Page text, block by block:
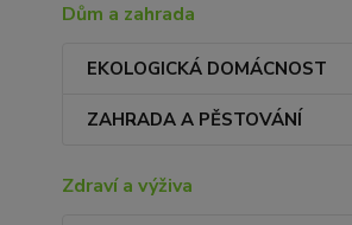
Dům a zahrada
EKOLOGICKÁ DOMÁCNOST
ZAHRADA A PĚSTOVÁNÍ
Zdraví a výživa